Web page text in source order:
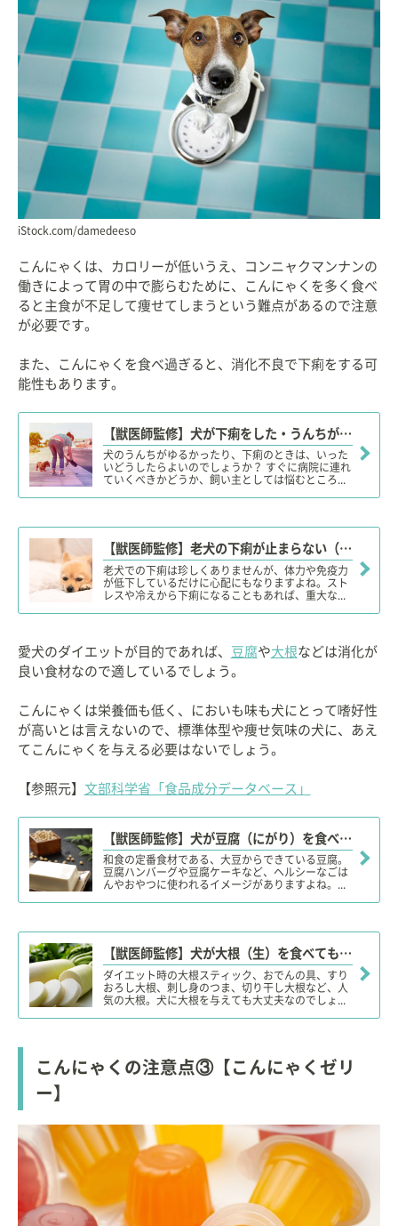
iStock.com/damedeeso
こんにゃくは、カロリーが低いうえ、コンニャクマンナンの
働きによって胃の中で膨らむために、こんにゃくを多く食べ
ると主食が不足して痩せてしまうという難点があるので注意
が必要です。
また、こんにゃくを食べ過ぎると、消化不良で下痢をする可
能性もあります。
【獣医師監修】犬が下痢をした・うんちがゆるい。この症状から考えられる原因や病気は？
犬のうんちがゆるかったり、下痢のときは、いった
いどうしたらよいのでしょうか？ すぐに病院に連れ
ていくべきかどうか、飼い主としては悩むところ...
【獣医師監修】老犬の下痢が止まらない（繰り返す）原因や理由は？食事や対処法・予防対策！
老犬での下痢は珍しくありませんが、体力や免疫力
が低下しているだけに心配にもなりますよね。スト
レスや冷えから下痢になることもあれば、重大な...
愛犬のダイエットが目的であれば、 豆腐や大根などは消化が
良い食材なので適しているでしょう。
こんにゃくは栄養価も低く、においも味も犬にとって嗜好性
が高いとは言えないので、標準体型や痩せ気味の犬に、あえ
てこんにゃくを与える必要はないでしょう。
【参照元】 文部科学省「食品成分データベース」
【獣医師監修】犬が豆腐（にがり）を食べても大丈夫？腎臓病やアレルギーに注意！適量やダイエット効果は？
和食の定番食材である、大豆からできている豆腐。
豆腐ハンバーグや豆腐ケーキなど、ヘルシーなごは
んやおやつに使われるイメージがありますよね。...
【獣医師監修】犬が大根（生）を食べても大丈夫？葉は？茹でた方が良い？メリットや適量、注意点！
ダイエット時の大根スティック、おでんの具、すり
おろし大根、刺し身のつま、切り干し大根など、人
気の大根。犬に大根を与えても大丈夫なのでしょ...
こんにゃくの注意点③【こんにゃくゼリ
ー】